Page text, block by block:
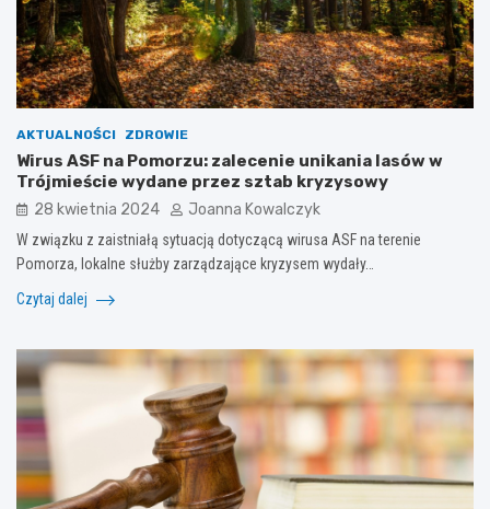
AKTUALNOŚCI ZDROWIE
Wirus ASF na Pomorzu: zalecenie unikania lasów w
Trójmieście wydane przez sztab kryzysowy
28 kwietnia 2024 Joanna Kowalczyk
W związku z zaistniałą sytuacją dotyczącą wirusa ASF na terenie
Pomorza, lokalne służby zarządzające kryzysem wydały…
Czytaj dalej